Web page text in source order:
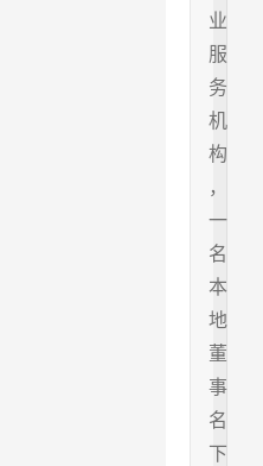
业
服
务
机
构
，
一
名
本
地
董
事
名
下